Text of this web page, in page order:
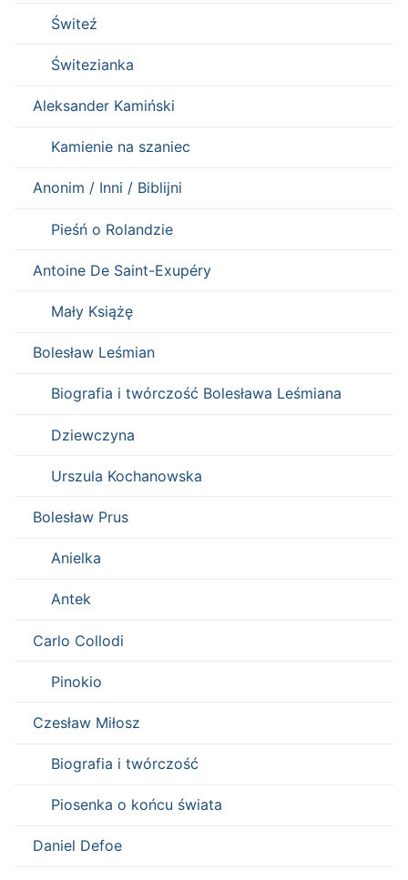
Świteź
Świtezianka
Aleksander Kamiński
Kamienie na szaniec
Anonim / Inni / Biblijni
Pieśń o Rolandzie
Antoine De Saint-Exupéry
Mały Książę
Bolesław Leśmian
Biografia i twórczość Bolesława Leśmiana
Dziewczyna
Urszula Kochanowska
Bolesław Prus
Anielka
Antek
Carlo Collodi
Pinokio
Czesław Miłosz
Biografia i twórczość
Piosenka o końcu świata
Daniel Defoe